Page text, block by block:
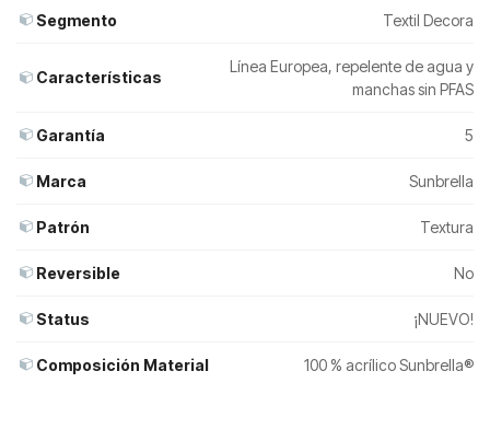
Segmento Textil Decora
Características
Línea Europea, repelente de agua y
manchas sin PFAS
Garantía 5
Marca Sunbrella
Patrón Textura
Reversible No
Status ¡NUEVO!
Composición Material 100 % acrílico Sunbrella®